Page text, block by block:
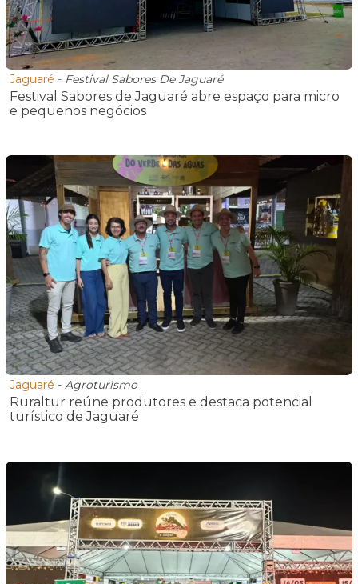
Jaguaré - Festival Sabores De Jaguaré
Festival Sabores de Jaguaré abre espaço para micro
e pequenos negócios
Jaguaré - Agroturismo
Ruraltur reúne produtores e destaca potencial
turístico de Jaguaré